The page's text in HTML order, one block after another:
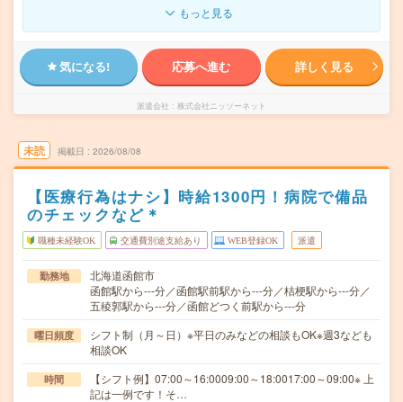
もっと見る
気になる! 応募へ進む 詳しく見る
派遣会社 株式会社ニッソーネット
未読 掲載日 2026/08/08
【医療行為はナシ】時給1300円！病院で備品
のチェックなど＊
職種未経験OK 交通費別途支給あり WEB登録OK 派遣
勤務地
北海道函館市
函館駅から---分／函館駅前駅から---分／桔梗駅から---分／
五稜郭駅から---分／函館どつく前駅から---分
曜日頻度
シフト制（月～日）※平日のみなどの相談もOK※週3なども
相談OK
時間
【シフト例】07:00～16:0009:00～18:0017:00～09:00※ 上
記は一例です！そ…